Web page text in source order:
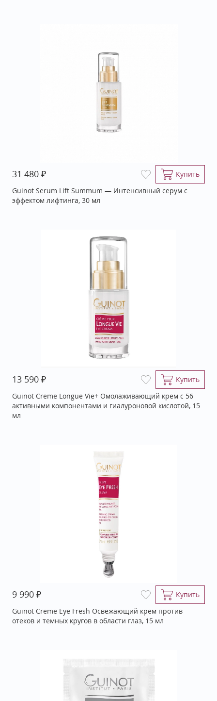
31 480 ₽
Купить
Guinot Serum Lift Summum — Интенсивный серум с
эффектом лифтинга, 30 мл
13 590 ₽
Купить
Guinot Creme Longue Vie+ Омолаживающий крем c 56
активными компонентами и гиалуроновой кислотой, 15
мл
9 990 ₽
Купить
Guinot Creme Eye Fresh Освежающий крем против
отеков и темных кругов в области глаз, 15 мл